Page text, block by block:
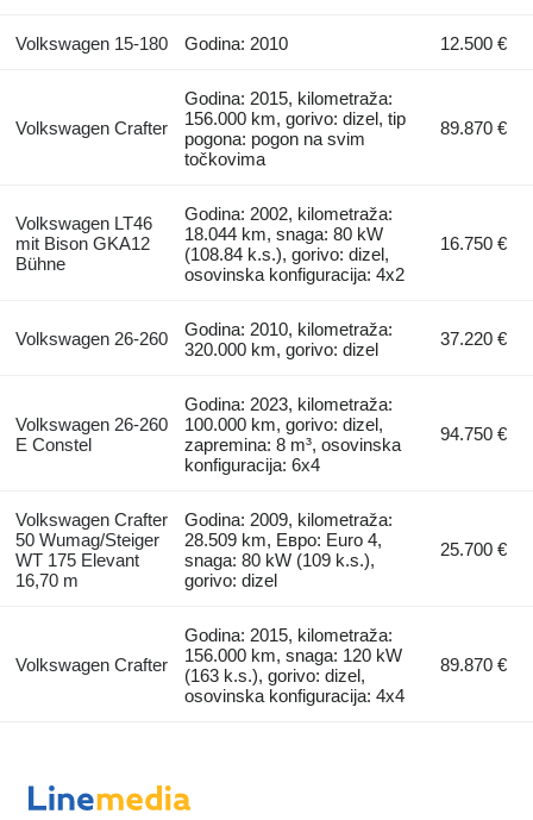
Volkswagen 15-180 Godina: 2010 12.500 €
Volkswagen Crafter
Godina: 2015, kilometraža:
156.000 km, gorivo: dizel, tip
pogona: pogon na svim
točkovima
89.870 €
Volkswagen LT46
mit Bison GKA12
Bühne
Godina: 2002, kilometraža:
18.044 km, snaga: 80 kW
(108.84 k.s.), gorivo: dizel,
osovinska konfiguracija: 4x2
16.750 €
Volkswagen 26-260
Godina: 2010, kilometraža:
320.000 km, gorivo: dizel
37.220 €
Volkswagen 26-260
E Constel
Godina: 2023, kilometraža:
100.000 km, gorivo: dizel,
zapremina: 8 m³, osovinska
konfiguracija: 6x4
94.750 €
Volkswagen Crafter
50 Wumag/Steiger
WT 175 Elevant
16,70 m
Godina: 2009, kilometraža:
28.509 km, Евро: Euro 4,
snaga: 80 kW (109 k.s.),
gorivo: dizel
25.700 €
Volkswagen Crafter
Godina: 2015, kilometraža:
156.000 km, snaga: 120 kW
(163 k.s.), gorivo: dizel,
osovinska konfiguracija: 4x4
89.870 €